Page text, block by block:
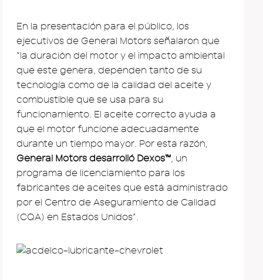
En la presentación para el público, los
ejecutivos de General Motors señalaron que
“la duración del motor y el impacto ambiental
que este genera, dependen tanto de su
tecnología como de la calidad del aceite y
combustible que se usa para su
funcionamiento. El aceite correcto ayuda a
que el motor funcione adecuadamente
durante un tiempo mayor. Por esta razón,
General Motors desarrolló Dexos™, un
programa de licenciamiento para los
fabricantes de aceites que está administrado
por el Centro de Aseguramiento de Calidad
(CQA) en Estados Unidos”.